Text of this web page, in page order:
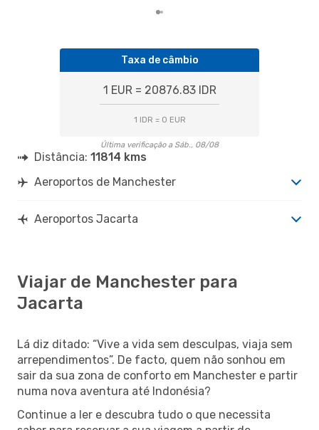
Taxa de câmbio
1 EUR = 20876.83 IDR
1 IDR = 0 EUR
Última verificação a Sáb., 08/08
Distância: 11814 kms
Aeroportos de Manchester
Aeroportos Jacarta
Viajar de Manchester para
Jacarta
Lá diz ditado: “Vive a vida sem desculpas, viaja sem
arrependimentos”. De facto, quem não sonhou em
sair da sua zona de conforto em Manchester e partir
numa nova aventura até Indonésia?
Continue a ler e descubra tudo o que necessita